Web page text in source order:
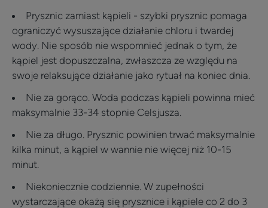
Prysznic zamiast kąpieli - szybki prysznic pomaga
ograniczyć wysuszające działanie chloru i twardej
wody. Nie sposób nie wspomnieć jednak o tym, że
kąpiel jest dopuszczalna, zwłaszcza ze względu na
swoje relaksujące działanie jako rytuał na koniec dnia.
Nie za gorąco. Woda podczas kąpieli powinna mieć
maksymalnie 33-34 stopnie Celsjusza.
Nie za długo. Prysznic powinien trwać maksymalnie
kilka minut, a kąpiel w wannie nie więcej niż 10-15
minut.
Niekoniecznie codziennie. W zupełności
wystarczające okażą się prysznice i kąpiele co 2 do 3